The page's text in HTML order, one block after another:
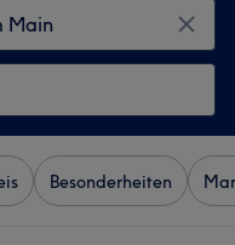
Besonderheiten